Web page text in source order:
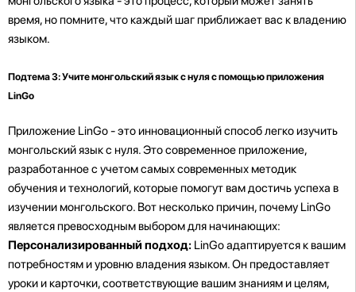
время, но помните, что каждый шаг приближает вас к владению
языком.
Подтема 3: Учите монгольский язык с нуля с помощью приложения
LinGo
Приложение LinGo - это инновационный способ легко изучить
монгольский язык с нуля. Это современное приложение,
разработанное с учетом самых современных методик
обучения и технологий, которые помогут вам достичь успеха в
изучении монгольского. Вот несколько причин, почему LinGo
является превосходным выбором для начинающих:
Персонализированный подход: LinGo адаптируется к вашим
потребностям и уровню владения языком. Он предоставляет
уроки и карточки, соответствующие вашим знаниям и целям,